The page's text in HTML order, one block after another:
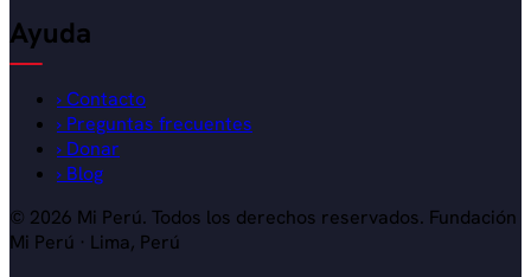
Ayuda
›Contacto
› Preguntas frecuentes
› Donar
› Blog
© 2026 Mi Perú. Todos los derechos reservados. Fundación
Mi Perú · Lima, Perú